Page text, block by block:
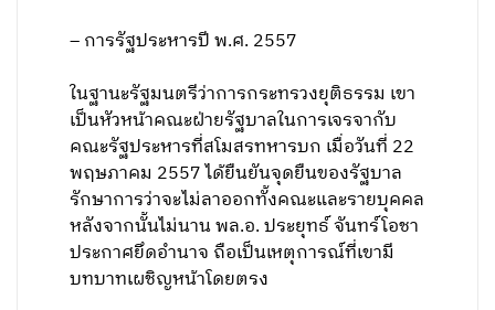
– การรัฐประหารปี พ.ศ. 2557
ในฐานะรัฐมนตรีว่าการกระทรวงยุติธรรม เขา
เป็นหัวหน้าคณะฝ่ายรัฐบาลในการเจรจากับ
คณะรัฐประหารที่สโมสรทหารบก เมื่อวันที่ 22
พฤษภาคม 2557 ได้ยืนยันจุดยืนของรัฐบาล
รักษาการว่าจะไม่ลาออกทั้งคณะและรายบุคคล
หลังจากนั้นไม่นาน พล.อ. ประยุทธ์ จันทร์โอชา
ประกาศยึดอำนาจ ถือเป็นเหตุการณ์ที่เขามี
บทบาทเผชิญหน้าโดยตรง